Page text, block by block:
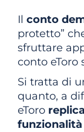
Il conto
protetto”
sfruttare
conto eToro
Si tratta di
quanto, a
eToro